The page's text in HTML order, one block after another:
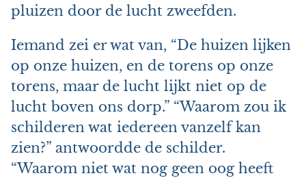
pluizen door de lucht zweefden.
Iemand zei er wat van, “De huizen lijken
op onze huizen, en de torens op onze
torens, maar de lucht lijkt niet op de
lucht boven ons dorp.” “Waarom zou ik
schilderen wat iedereen vanzelf kan
zien?” antwoordde de schilder.
“Waarom niet wat nog geen oog heeft